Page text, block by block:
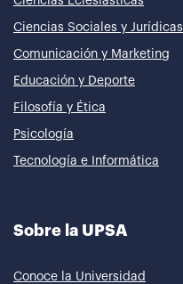
Ciencias Sociales y Jurídicas
Comunicación y Marketing
Educación y Deporte
Filosofía y Ética
Psicología
Tecnología e Informática
Sobre la UPSA
Conoce la Universidad